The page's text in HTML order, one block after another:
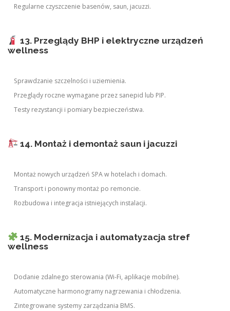
Regularne czyszczenie basenów, saun, jacuzzi.
13. Przeglądy BHP i elektryczne urządzeń
wellness
Sprawdzanie szczelności i uziemienia.
Przeglądy roczne wymagane przez sanepid lub PIP.
Testy rezystancji i pomiary bezpieczeństwa.
14. Montaż i demontaż saun i jacuzzi
Montaż nowych urządzeń SPA w hotelach i domach.
Transport i ponowny montaż po remoncie.
Rozbudowa i integracja istniejących instalacji.
15. Modernizacja i automatyzacja stref
wellness
Dodanie zdalnego sterowania (Wi-Fi, aplikacje mobilne).
Automatyczne harmonogramy nagrzewania i chłodzenia.
Zintegrowane systemy zarządzania BMS.